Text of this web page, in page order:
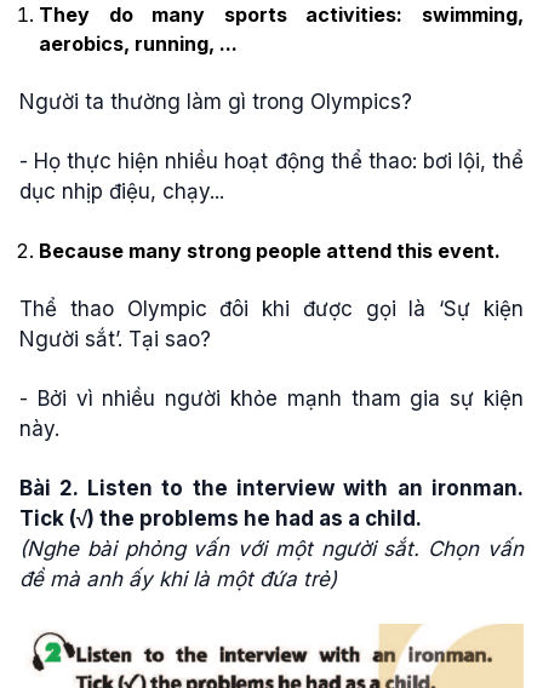
They do many sports activities: swimming,
aerobics, running, ...
Người ta thường làm gì trong Olympics?
- Họ thực hiện nhiều hoạt động thể thao: bơi lội, thể
dục nhịp điệu, chạy...
Because many strong people attend this event.
Thể thao Olympic đôi khi được gọi là ‘Sự kiện
Người sắt’. Tại sao?
- Bởi vì nhiều người khỏe mạnh tham gia sự kiện
này.
Bài 2. Listen to the interview with an ironman.
Tick (√) the problems he had as a child.
(Nghe bài phỏng vấn với một người sắt. Chọn vấn
đề mà anh ấy khi là một đứa trẻ)